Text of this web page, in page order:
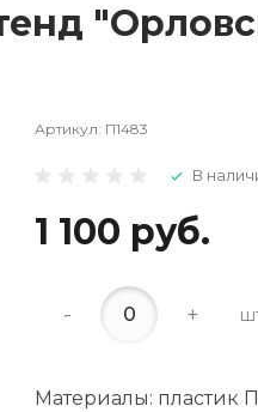
Артикул: П1483
В
1 100 руб.
- +
Материалы: пластик